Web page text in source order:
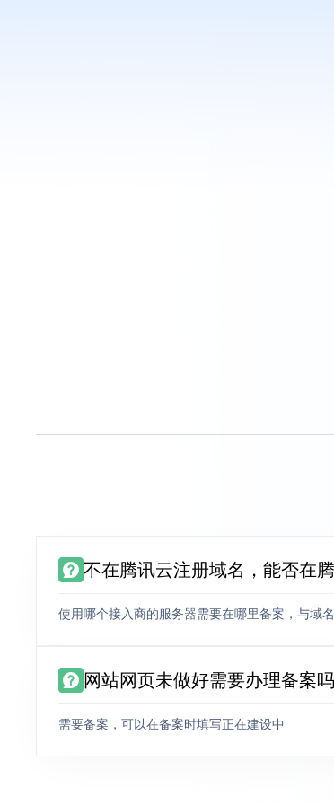
不在腾讯云注册域名，能否在
使用哪个接入商的服务器需要在哪里备案，与域
网站网页未做好需要办理备案
需要备案，可以在备案时填写正在建设中